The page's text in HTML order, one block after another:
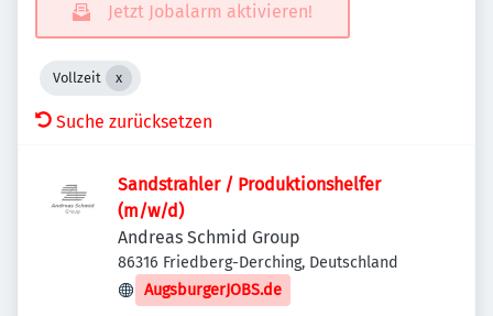
Jetzt Jobalarm aktivieren!
Vollzeit
Suche zurücksetzen
Sandstrahler / Produktionshelfer
(m/w/d)
Andreas Schmid Group
86316 Friedberg-Derching, Deutschland
AugsburgerJOBS.de